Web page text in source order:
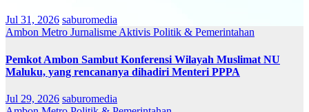
Jul 31, 2026 saburomedia
Ambon Metro Jurnalisme Aktivis Politik & Pemerintahan
Pemkot Ambon Sambut Konferensi Wilayah Muslimat NU
Maluku, yang rencananya dihadiri Menteri PPPA
Jul 29, 2026 saburomedia